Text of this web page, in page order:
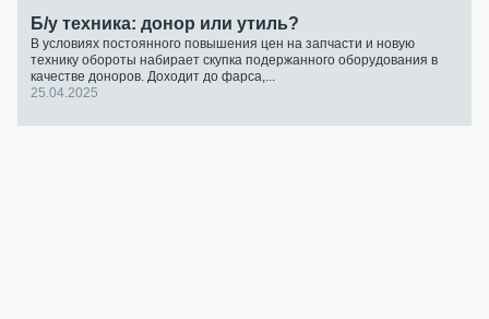
Б/у техника: донор или утиль?
В условиях постоянного повышения цен на запчасти и новую
технику обороты набирает скупка подержанного оборудования в
качестве доноров. Доходит до фарса,...
25.04.2025